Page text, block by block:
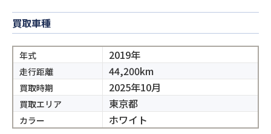
買取車種
年式 2019年
走行距離 44,200km
買取時期 2025年10月
買取エリア 東京都
カラー ホワイト